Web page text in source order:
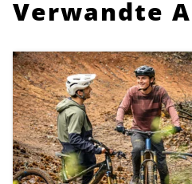
Verwandte